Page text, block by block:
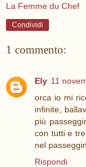
La Femme du Chef
Condividi
1 commento:
Ely 11
orca io mi
infinite,
più
con tutti e
nel
Rispondi